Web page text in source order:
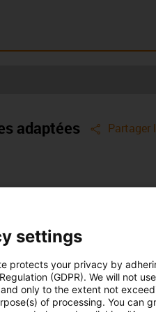
of the service life. All other units follow
igus-icon-info-circle-gray
Charge sur palier
adaptées igus-icon-
Partager
settings
protects your privacy by
(GDPR). We will not
only to the extent not
of processing. You can